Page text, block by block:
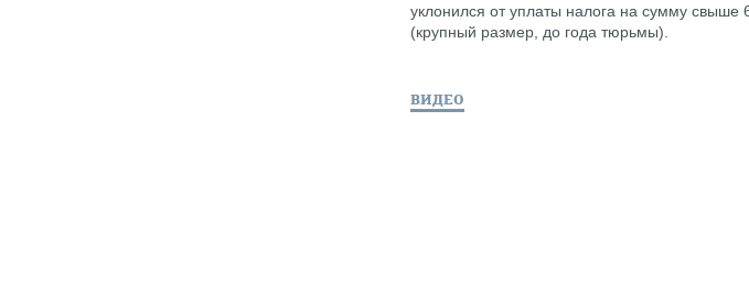
уклонился от уплаты налога на сумму свыше
(крупный размер, до года тюрьмы).
ВИДЕО